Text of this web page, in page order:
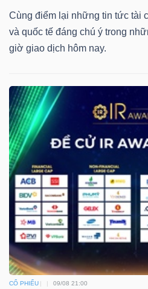
Cùng điểm lại những tin tức tài
và quốc tế đáng chú ý trong
giờ giao dịch hôm nay.
CỔ PHIẾU 09/08 21:00